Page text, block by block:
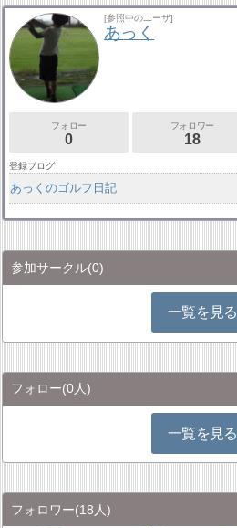
[参照中のユーザ]
あっく
フォロー
0
フォロワー
18
登録ブログ
あっくのゴルフ日記
参加サークル(0)
一覧を見る
フォロー(0人)
一覧を見る
フォロワー(18人)